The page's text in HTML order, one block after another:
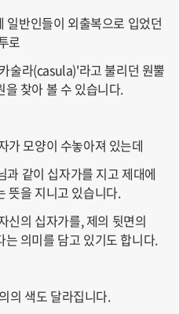
일반인들이 외출복으로 입었던
로
술라(casula)'라고 불리던 원뿔
찾아 볼 수 있습니다.
가 모양이 수놓아져 있는데
과 같이 십자가를 지고 제대에
뜻을 지니고 있습니다.
신의 십자가를, 제의 뒷면의
의미를 담고 있기도 합니다.
의 색도 달라집니다.